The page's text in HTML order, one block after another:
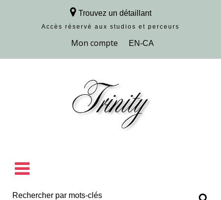
Trouvez un détaillant
Accès réservé aux studios et perceurs
Découvrir la collection